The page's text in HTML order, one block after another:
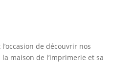
de découvrir nos
maison de l’imprimerie et sa